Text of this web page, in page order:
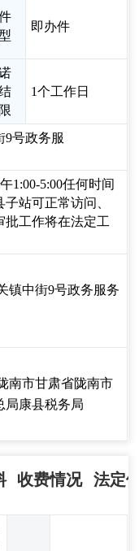
即办件
1个工作日
9号政务服
1:00-5:00任何时间
站可正常访问、
批工作将在法定工
镇中街9号政务服务
南市甘肃省陇南市
局康县税务局
收费情况 法定